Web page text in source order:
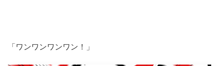
「ワンワンワンワン！」